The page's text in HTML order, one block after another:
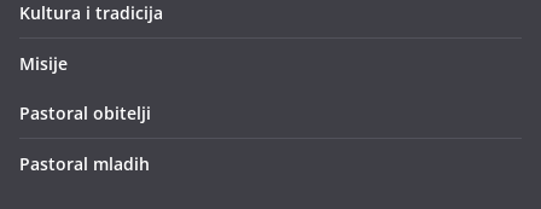
Kultura i tradicija
Misije
Pastoral obitelji
Pastoral mladih